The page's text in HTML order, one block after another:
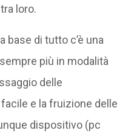
loro.
base di tutto c’è una
più in modalità
delle
e la fruizione delle
dispositivo (pc